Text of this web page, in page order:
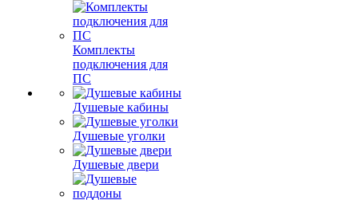
Комплекты
подключения для
ПС
Душевые кабины
Душевые уголки
Душевые двери